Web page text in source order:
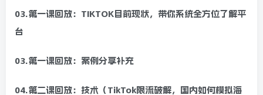
03.第一课回放：TIKTOK目前现状，带你系统全方位了解平
台
03.第一课回放：案例分享补充
04.第二课回放：技术（TikTok限流破解，国内如何模拟海